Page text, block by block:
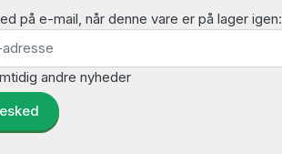
på e-mail, når denne vare er på lager igen:
andre nyheder